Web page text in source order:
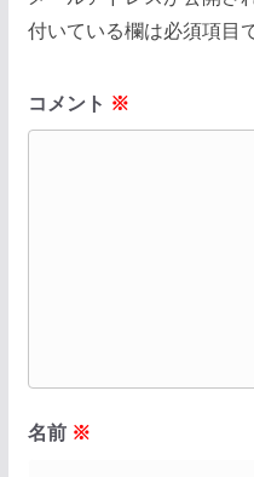
付いている欄は必須項目
コメント ※
名前 ※